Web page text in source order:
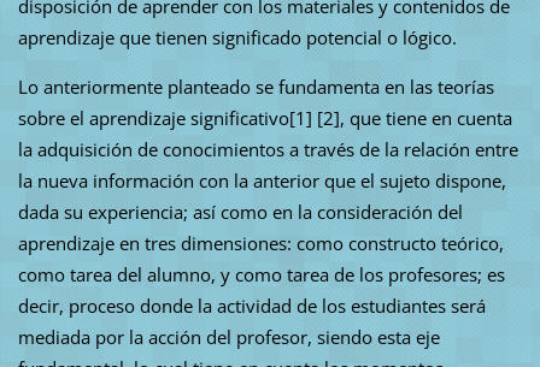
disposición de aprender con los materiales y contenidos de
aprendizaje que tienen significado potencial o lógico.
Lo anteriormente planteado se fundamenta en las teorías
sobre el aprendizaje significativo[1] [2], que tiene en cuenta
la adquisición de conocimientos a través de la relación entre
la nueva información con la anterior que el sujeto dispone,
dada su experiencia; así como en la consideración del
aprendizaje en tres dimensiones: como constructo teórico,
como tarea del alumno, y como tarea de los profesores; es
decir, proceso donde la actividad de los estudiantes será
mediada por la acción del profesor, siendo esta eje